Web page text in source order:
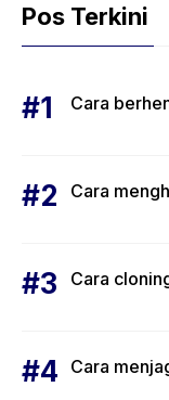
Pos Terkini
Cara
Cara
Cara
Cara